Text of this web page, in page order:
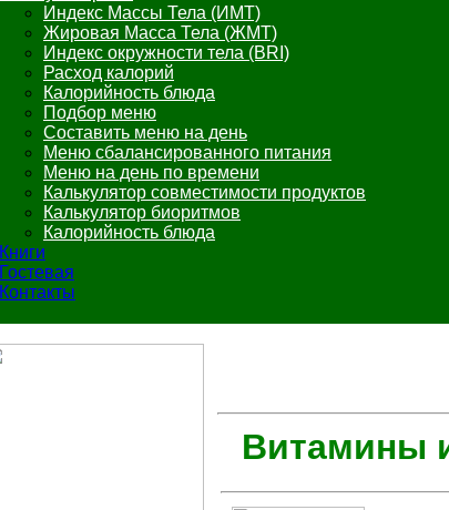
Индекс Массы Тела (ИМТ)
Жировая Масса Тела (ЖМТ)
Индекс окружности тела (BRI)
Расход калорий
Калорийность блюда
Подбор меню
Составить меню на день
Меню сбалансированного питания
Меню на день по времени
Калькулятор совместимости продуктов
Калькулятор биоритмов
Калорийность блюда
Книги
Гостевая
Контакты
Витамины